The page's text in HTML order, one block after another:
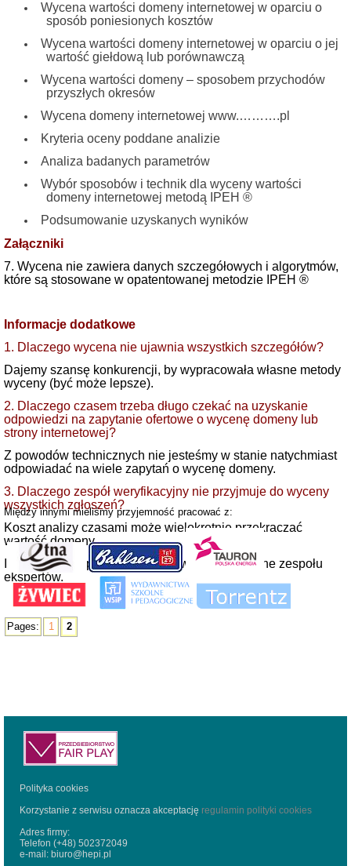
Wycena wartości domeny internetowej w oparciu o
sposób poniesionych kosztów
Wycena wartości domeny internetowej w oparciu o jej
wartość giełdową lub porównawczą
Wycena wartości domeny – sposobem przychodów
przyszłych okresów
Wycena domeny internetowej www.……….pl
Kryteria oceny poddane analizie
Analiza badanych parametrów
Wybór sposobów i technik dla wyceny wartości
domeny internetowej metodą IPEH ®
Podsumowanie uzyskanych wyników
Załączniki
7. Wycena nie zawiera danych szczegółowych i algorytmów,
które są stosowane w opatentowanej metodzie IPEH ®
Informacje dodatkowe
1. Dlaczego wycena nie ujawnia wszystkich szczegółów?
Dajemy szansę konkurencji, by wypracowała własne metody
wyceny (być może lepsze).
2. Dlaczego czasem trzeba długo czekać na uzyskanie
odpowiedzi na zapytanie ofertowe o wycenę domeny lub
strony internetowej?
Z powodów technicznych nie jesteśmy w stanie natychmiast
odpowiadać na wiele zapytań o wycenę domeny.
3. Dlaczego zespół weryfikacyjny nie przyjmuje do wyceny
wszystkich zgłoszeń?
Koszt analizy czasami może wielokrotnie przekraczać
wartość domeny.
Ilość zgłoszeń przekracza możliwości techniczne zespołu
ekspertów.
Między innymi mieliśmy przyjemność pracować z:
Pages: 1 2
Polityka cookies
Korzystanie z serwisu oznacza akceptację regulamin polityki cookies
Adres firmy:
Telefon (+48) 502372049
e-mail: biuro@hepi.pl